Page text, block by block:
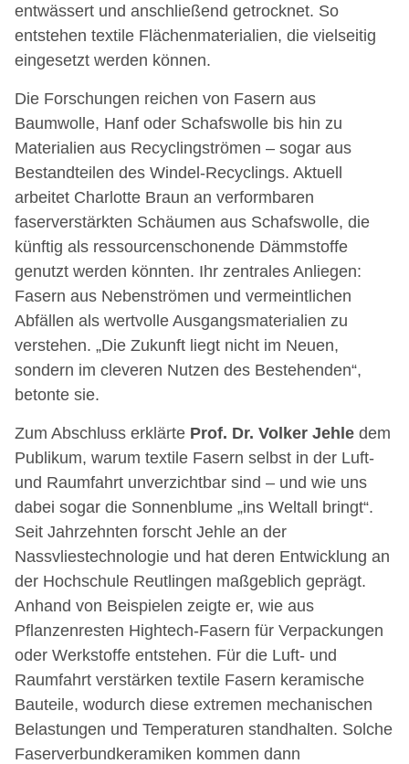
entwässert und anschließend getrocknet. So
entstehen textile Flächenmaterialien, die vielseitig
eingesetzt werden können.
Die Forschungen reichen von Fasern aus
Baumwolle, Hanf oder Schafswolle bis hin zu
Materialien aus Recyclingströmen – sogar aus
Bestandteilen des Windel-Recyclings. Aktuell
arbeitet Charlotte Braun an verformbaren
faserverstärkten Schäumen aus Schafswolle, die
künftig als ressourcenschonende Dämmstoffe
genutzt werden könnten. Ihr zentrales Anliegen:
Fasern aus Nebenströmen und vermeintlichen
Abfällen als wertvolle Ausgangsmaterialien zu
verstehen. „Die Zukunft liegt nicht im Neuen,
sondern im cleveren Nutzen des Bestehenden“,
betonte sie.
Zum Abschluss erklärte Prof. Dr. Volker Jehle dem
Publikum, warum textile Fasern selbst in der Luft-
und Raumfahrt unverzichtbar sind – und wie uns
dabei sogar die Sonnenblume „ins Weltall bringt“.
Seit Jahrzehnten forscht Jehle an der
Nassvliestechnologie und hat deren Entwicklung an
der Hochschule Reutlingen maßgeblich geprägt.
Anhand von Beispielen zeigte er, wie aus
Pflanzenresten Hightech-Fasern für Verpackungen
oder Werkstoffe entstehen. Für die Luft- und
Raumfahrt verstärken textile Fasern keramische
Bauteile, wodurch diese extremen mechanischen
Belastungen und Temperaturen standhalten. Solche
Faserverbundkeramiken kommen dann